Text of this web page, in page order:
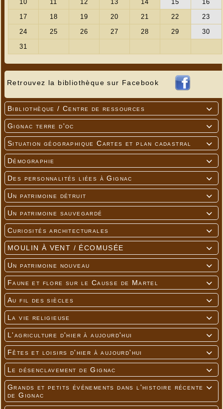
Retrouvez la bibliothèque sur Facebook

Bibliothèque / Centre de ressources

Gignac terre d'oc

Situation géographique Cartes et plan cadastral

Démographie

Des personnalités liées à Gignac

Un patrimoine détruit

Un patrimoine sauvegardé

Curiosités architecturales

MOULIN À VENT / ÉCOMUSÉE

Un patrimoine nouveau

Faune et flore sur le Causse de Martel

Au fil des siècles

La vie religieuse

L'agriculture d'hier à aujourd'hui

Fêtes et loisirs d'hier à aujourd'hui

Le désenclavement de Gignac

Grands et petits événements dans l'histoire récente
de Gignac
---